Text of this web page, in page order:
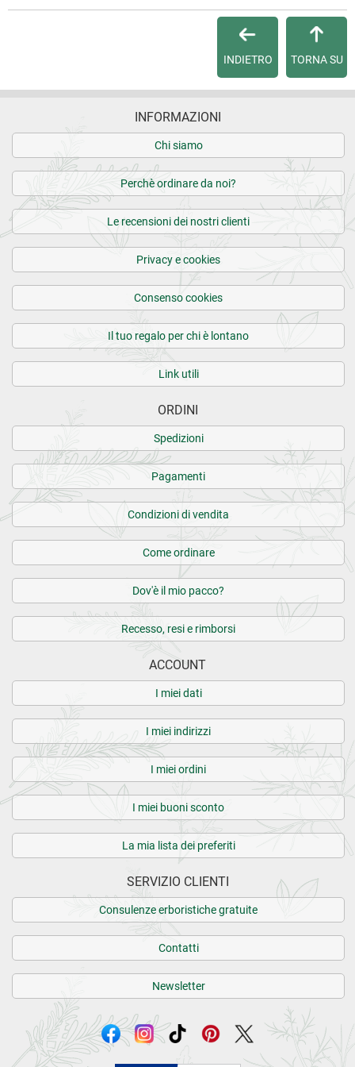
Per qualsiasi informazione, contattaci via e-mail.
Condizioni di vendita TORNA SU
INDIETRO
INFORMAZIONI
Chi siamo
Perchè ordinare da noi?
Le recensioni dei nostri clienti
Privacy e cookies
Consenso cookies
Il tuo regalo per chi è lontano
Link utili
ORDINI
Spedizioni
Pagamenti
Condizioni di vendita
Come ordinare
Dov'è il mio pacco?
Recesso, resi e rimborsi
ACCOUNT
I miei dati
I miei indirizzi
I miei ordini
I miei buoni sconto
La mia lista dei preferiti
SERVIZIO CLIENTI
Consulenze erboristiche gratuite
Contatti
Newsletter